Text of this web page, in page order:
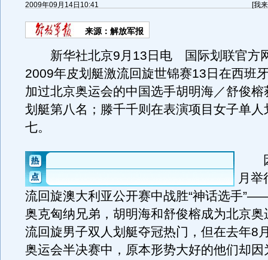
2009年09月14日10:41 [我
来源： 解放军报
新华社北京9月13日电 国际划联官方
2009年皮划艇激流回旋世锦赛13日在西班
加过北京奥运会的中国选手胡明海／舒俊榕
划艇第八名；滕千千则在表演项目女子单人
七。
因
月举
流回旋澳大利亚公开赛中战胜“神话选手
奥克匈纳兄弟，胡明海和舒俊榕成为北京奥
流回旋男子双人划艇夺冠热门，但在去年8
奥运会半决赛中，原本形势大好的他们却因